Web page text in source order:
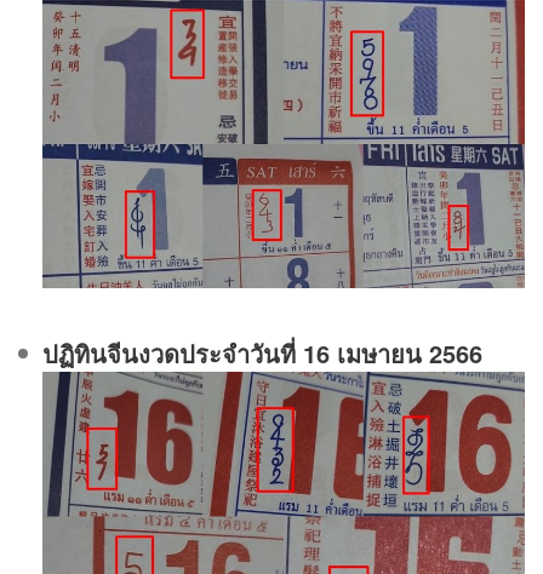
ปฏิทินจีนงวดประจําวันที่ 16 เมษายน 2566